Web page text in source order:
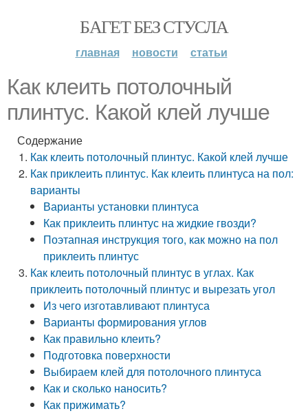
БАГЕТ БЕЗ СТУСЛА
главная новости статьи
Как клеить потолочный
плинтус. Какой клей лучше
Содержание
Как клеить потолочный плинтус. Какой клей лучше
Как приклеить плинтус. Как клеить плинтуса на пол:
варианты
Варианты установки плинтуса
Как приклеить плинтус на жидкие гвозди?
Поэтапная инструкция того, как можно на пол
приклеить плинтус
Как клеить потолочный плинтус в углах. Как
приклеить потолочный плинтус и вырезать угол
Из чего изготавливают плинтуса
Варианты формирования углов
Как правильно клеить?
Подготовка поверхности
Выбираем клей для потолочного плинтуса
Как и сколько наносить?
Как прижимать?